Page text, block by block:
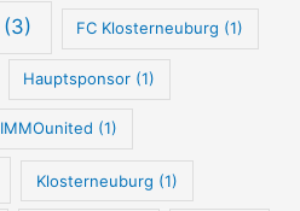
(3) FC Klosterneuburg (1)
Hauptsponsor (1)
IMMOunited (1)
Klosterneuburg (1)